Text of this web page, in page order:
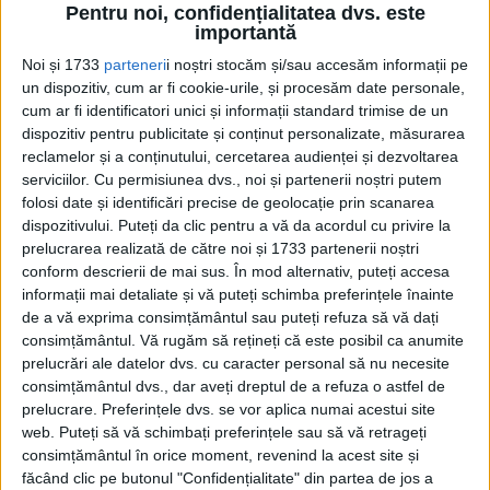
Pentru noi, confidențialitatea dvs. este
importantă
Noi și 1733 partenerii noștri stocăm și/sau accesăm informații pe
un dispozitiv, cum ar fi cookie-urile, și procesăm date personale,
cum ar fi identificatori unici și informații standard trimise de un
dispozitiv pentru publicitate și conținut personalizate, măsurarea
reclamelor și a conținutului, cercetarea audienței și dezvoltarea
serviciilor. Cu permisiunea dvs., noi și partenerii noștri putem
folosi date și identificări precise de geolocație prin scanarea
dispozitivului. Puteți da clic pentru a vă da acordul cu privire la
prelucrarea realizată de către noi și 1733 partenerii noștri
conform descrierii de mai sus. În mod alternativ, puteți accesa
informații mai detaliate și vă puteți schimba preferințele înainte
de a vă exprima consimțământul sau puteți refuza să vă dați
consimțământul. Vă rugăm să rețineți că este posibil ca anumite
prelucrări ale datelor dvs. cu caracter personal să nu necesite
consimțământul dvs., dar aveți dreptul de a refuza o astfel de
prelucrare. Preferințele dvs. se vor aplica numai acestui site
web. Puteți să vă schimbați preferințele sau să vă retrageți
consimțământul în orice moment, revenind la acest site și
făcând clic pe butonul "Confidențialitate" din partea de jos a
rază de acțiune mai mare, care permite soldaților să o
Brimstone 2 este o versiune cu rază de acțiune mai lungă a
rachetei antitanc originale Brimstone...
Cea mai mare revistă de istorie din Europa!.
Media KIT
PORTOFOLIU